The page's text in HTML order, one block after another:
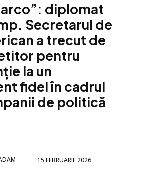
diplomat
Secretarul de
a trecut de
pentru
la un
fidel în cadrul
de politică
15 FEBRUARIE 2026